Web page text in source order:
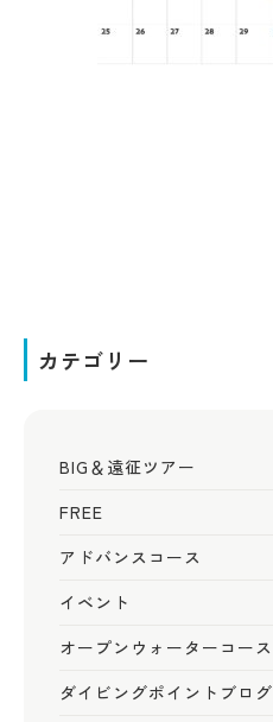
カテゴリー
BIG＆遠征ツアー
FREE
アドバンスコース
イベント
オープンウォーターコース
ダイビングポイントブログ